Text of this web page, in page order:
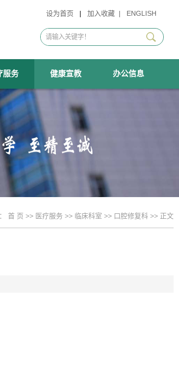
设为首页 | 加入收藏 | ENGLISH
服务 健康宣教 办公信息
首 页 >> 医疗服务 >> 临床科室 >> 口腔修复科 >> 正文